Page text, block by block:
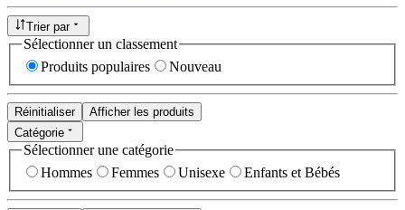
Trier par
Sélectionner un classement
Produits populaires
Nouveau
Réinitialiser
Afficher les produits
Catégorie
Sélectionner une catégorie
Hommes
Femmes Unisexe Enfants et Bébés